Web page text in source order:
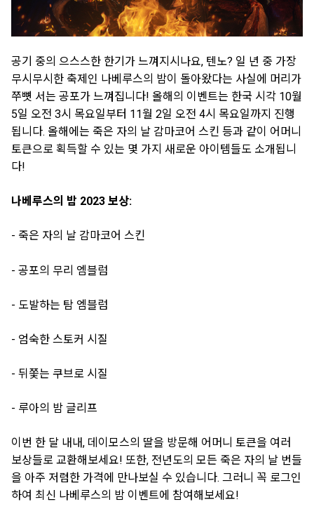
공기 중의 으스스한 한기가 느껴지시나요, 텐노? 일 년 중 가장
무시무시한 축제인 나베루스의 밤이 돌아왔다는 사실에 머리가
쭈뼛 서는 공포가 느껴집니다! 올해의 이벤트는 한국 시각 10월
5일 오전 3시 목요일부터 11월 2일 오전 4시 목요일까지 진행
됩니다. 올해에는 죽은 자의 날 감마코어 스킨 등과 같이 어머니
토큰으로 획득할 수 있는 몇 가지 새로운 아이템들도 소개됩니
다!
나베루스의 밤 2023 보상:
- 죽은 자의 날 감마코어 스킨
- 공포의 무리 엠블럼
- 도발하는 탐 엠블럼
- 엄숙한 스토커 시질
- 뒤쫓는 쿠브로 시질
- 루아의 밤 글리프
이번 한 달 내내, 데이모스의 딸을 방문해 어머니 토큰을 여러
보상들로 교환해보세요! 또한, 전년도의 모든 죽은 자의 날 번들
을 아주 저렴한 가격에 만나보실 수 있습니다. 그러니 꼭 로그인
하여 최신 나베루스의 밤 이벤트에 참여해보세요!